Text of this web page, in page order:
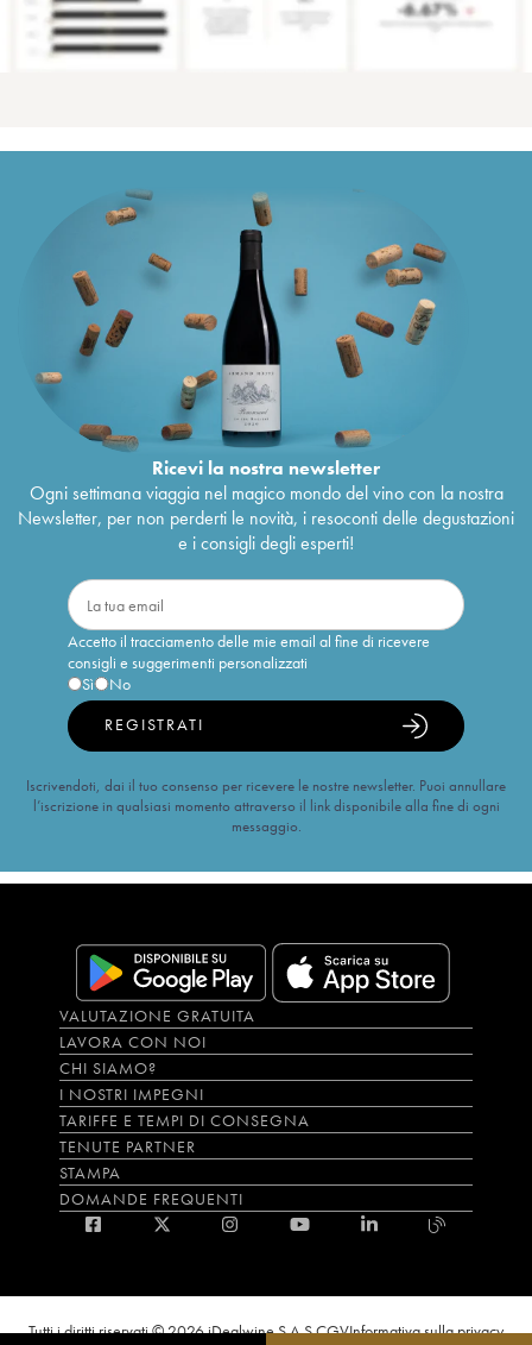
Ricevi la nostra newsletter
Ogni settimana viaggia nel magico mondo del vino con la nostra
Newsletter, per non perderti le novità, i resoconti delle degustazioni
e i consigli degli esperti!
Accetto il tracciamento delle mie email al fine di ricevere
consigli e suggerimenti personalizzati
Sì
No
REGISTRATI
Iscrivendoti, dai il tuo consenso per ricevere le nostre newsletter. Puoi annullare
l’iscrizione in qualsiasi momento attraverso il link disponibile alla fine di ogni
messaggio.
VALUTAZIONE GRATUITA
LAVORA CON NOI
CHI SIAMO?
I NOSTRI IMPEGNI
TARIFFE E TEMPI DI CONSEGNA
TENUTE PARTNER
STAMPA
DOMANDE FREQUENTI
Tutti i diritti riservati © 2026 iDealwine S.A.S.CGVInformativa sulla privacy